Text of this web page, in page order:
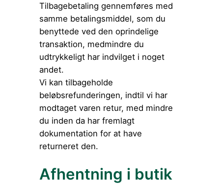
Tilbagebetaling gennemføres med
samme betalingsmiddel, som du
benyttede ved den oprindelige
transaktion, medmindre du
udtrykkeligt har indvilget i noget
andet.
Vi kan tilbageholde
beløbsrefunderingen, indtil vi har
modtaget varen retur, med mindre
du inden da har fremlagt
dokumentation for at have
returneret den.
Afhentning i butik